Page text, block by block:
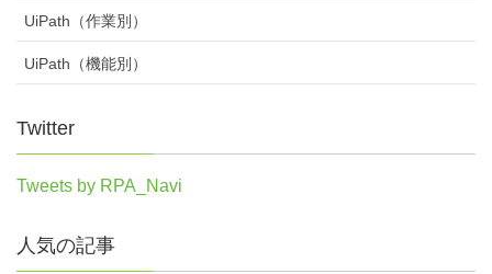
UiPath（作業別）
UiPath（機能別）
Twitter
Tweets by RPA_Navi
人気の記事